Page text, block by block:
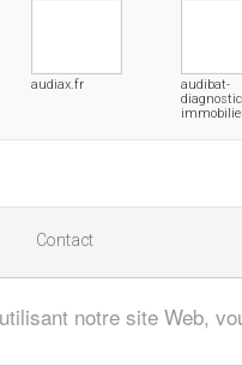
notre site Web,
audiax.fr
audibat-
Contact